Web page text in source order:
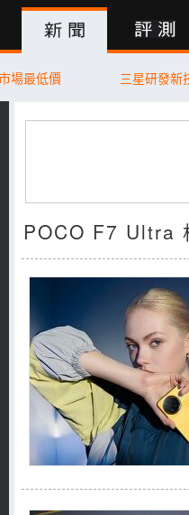
買賣 登入
場最低價 三星研發新
POCO F7 Ultra